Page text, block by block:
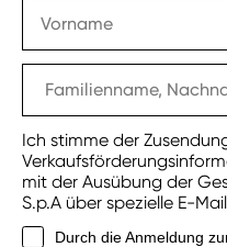
Ich stimme der
mit der Ausübung der
S.p.A über spezielle E-
Durch die Anmeldung